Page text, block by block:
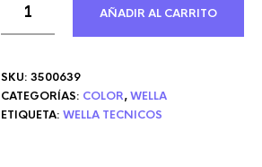
AÑADIR AL CARRITO
SKU: 3500639
CATEGORÍAS: COLOR,WELLA
ETIQUETA: WELLA TECNICOS